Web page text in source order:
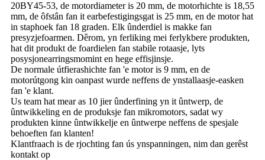
20BY45-53, de motordiameter is 20 mm, de motorhichte is 18,55
mm, de ôfstân fan it earbefestigingsgat is 25 mm, en de motor hat
in staphoek fan 18 graden. Elk ûnderdiel is makke fan
presyzjefoarmen. Dêrom, yn ferliking mei ferlykbere produkten,
hat dit produkt de foardielen fan stabile rotaasje, lyts
posysjonearringsmomint en hege effisjinsje.
De normale útfierashichte fan 'e motor is 9 mm, en de
motorútgong kin oanpast wurde neffens de ynstallaasje-easken
fan 'e klant.
Us team hat mear as 10 jier ûnderfining yn it ûntwerp, de
ûntwikkeling en de produksje fan mikromotors, sadat wy
produkten kinne ûntwikkelje en ûntwerpe neffens de spesjale
behoeften fan klanten!
Klantfraach is de rjochting fan ús ynspanningen, nim dan gerêst
kontakt op